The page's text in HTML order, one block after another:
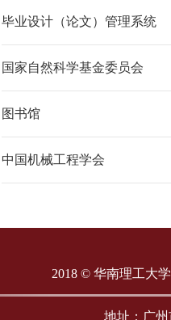
毕业设计（论文）管理系统
国家自然科学基金委员会
图书馆
中国机械工程学会
2018 © 华南理工大
地址：广州